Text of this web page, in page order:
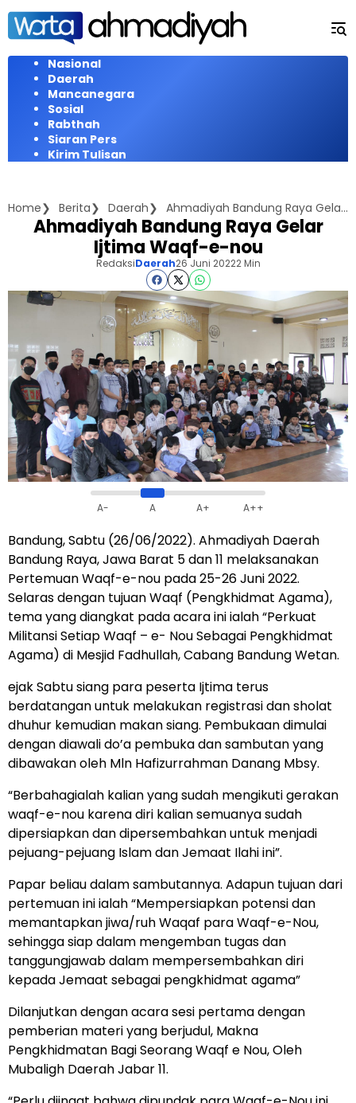
Langsung
konten
Nasional
Daerah
Mancanegara
Sosial
Rabthah
Siaran Pers
Kirim Tulisan
Home Berita Daerah Ahmadiyah Bandung Raya Gelar Ijtima Waqf-e-nou
Ahmadiyah Bandung Raya Gelar
Ijtima Waqf-e-nou
RedaksiDaerah26 Juni 20222 Min
A- A A+ A++
Bandung, Sabtu (26/06/2022). Ahmadiyah Daerah
Bandung Raya, Jawa Barat 5 dan 11 melaksanakan
Pertemuan Waqf-e-nou pada 25-26 Juni 2022.
Selaras dengan tujuan Waqf (Pengkhidmat Agama),
tema yang diangkat pada acara ini ialah “Perkuat
Militansi Setiap Waqf – e- Nou Sebagai Pengkhidmat
Agama) di Mesjid Fadhullah, Cabang Bandung Wetan.
ejak Sabtu siang para peserta Ijtima terus
berdatangan untuk melakukan registrasi dan sholat
dhuhur kemudian makan siang. Pembukaan dimulai
dengan diawali do’a pembuka dan sambutan yang
dibawakan oleh Mln Hafizurrahman Danang Mbsy.
“Berbahagialah kalian yang sudah mengikuti gerakan
waqf-e-nou karena diri kalian semuanya sudah
dipersiapkan dan dipersembahkan untuk menjadi
pejuang-pejuang Islam dan Jemaat Ilahi ini”.
Papar beliau dalam sambutannya. Adapun tujuan dari
pertemuan ini ialah “Mempersiapkan potensi dan
memantapkan jiwa/ruh Waqaf para Waqf-e-Nou,
sehingga siap dalam mengemban tugas dan
tanggungjawab dalam mempersembahkan diri
kepada Jemaat sebagai pengkhidmat agama”
Dilanjutkan dengan acara sesi pertama dengan
pemberian materi yang berjudul, Makna
Pengkhidmatan Bagi Seorang Waqf e Nou, Oleh
Mubaligh Daerah Jabar 11.